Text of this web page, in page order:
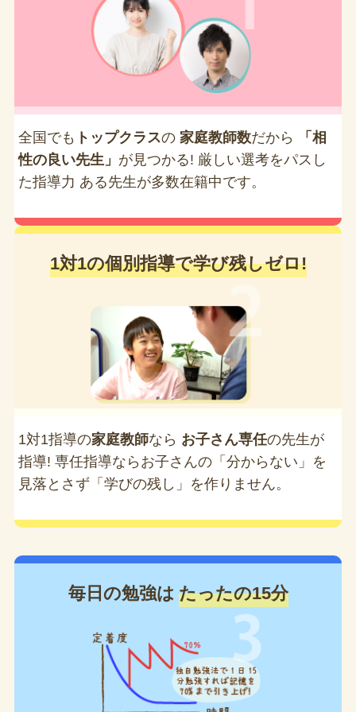
全国でも トップクラスの 家庭教師数だから
「相
性の良い先生」 が見つかる! 厳しい選考をパスし
た指導力 ある先生が多数在籍中です。
1対1の個別指導で学び残しゼロ!
1対1指導の家庭教師なら お子さん専任の先生が
指導! 専任指導ならお子さんの「分からない」を
見落とさず「学びの残し」を作りません。
毎日の勉強は たったの15分